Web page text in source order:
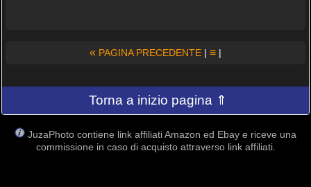
« PAGINA PRECEDENTE | ≡ |
Torna a inizio pagina ⇑
JuzaPhoto contiene link affiliati Amazon ed Ebay e riceve una
commissione in caso di acquisto attraverso link affiliati.